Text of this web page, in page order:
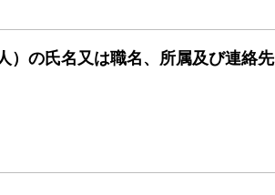
）の氏名又は職名、所属及び連絡先